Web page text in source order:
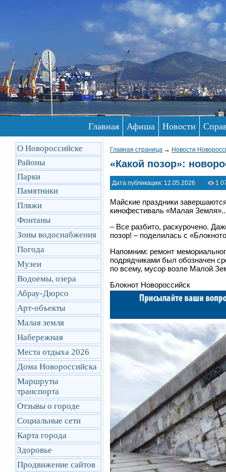
Главная Афиша Новости
О Новороссийске
Районы
Парки
Памятники
Пляжи
Фонтаны
Зоны водоснабжения
Погода
Музеи
Водоемы, озера
Абрау-Дюрсо
Арт-объекты
Малая земля
Набережная
Места отдыха 2026
Дома Новороссийска
Маршруты
транcпорта
Отзывы о городе
Социальные сети
Карта города
Здоровье
Продвижение сайтов
Главная страница → Новости
«Какой позор»:
Дата публикации: 12.05.2026 1
Майские праздники
кинофестиваль «Малая Земля»
–Все разбито, раскурочено.
позор! –поделилась с «
Напомним: ремонт
подрядчиками был обозначен
по всему, мусор возле Малой
Блокнот Новороссийск